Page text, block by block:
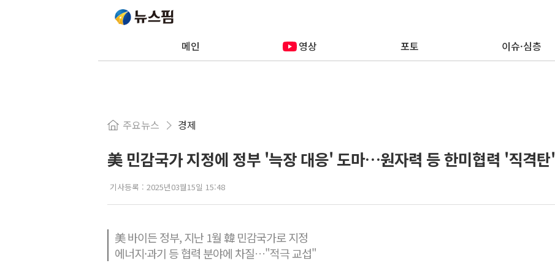
메인 영상 포토 이슈·심층
주요뉴스 경제
美 민감국가 지정에 정부 '늑장 대응' 도마…원자력 등 한미협력 '직격탄'
기사등록 : 2025년03월15일 15:48
美 바이든 정부, 지난 1월 韓 민감국가로 지정
에너지·과기 등 협력 분야에 차질…"적극 교섭"